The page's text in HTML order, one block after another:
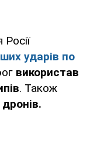
ударів по
використав
. Також